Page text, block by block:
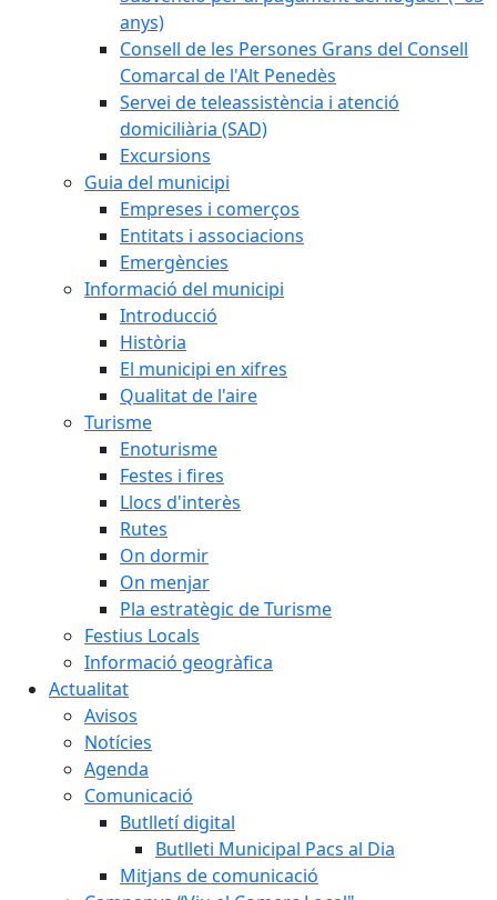
anys)
Consell de les Persones Grans del Consell
Comarcal de l'Alt Penedès
Servei de teleassistència i atenció
domiciliària (SAD)
Excursions
Guia del municipi
Empreses i comerços
Entitats i associacions
Emergències
Informació del municipi
Introducció
Història
El municipi en xifres
Qualitat de l'aire
Turisme
Enoturisme
Festes i fires
Llocs d'interès
Rutes
On dormir
On menjar
Pla estratègic de Turisme
Festius Locals
Informació geogràfica
Actualitat
Avisos
Notícies
Agenda
Comunicació
Butlletí digital
Butlleti Municipal Pacs al Dia
Mitjans de comunicació